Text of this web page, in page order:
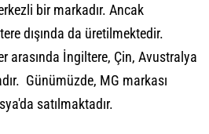
bir markadır. Ancak
dışında da üretilmektedir.
arasında İngiltere, Çin, Avustralya
Günümüzde, MG markası
satılmaktadır.